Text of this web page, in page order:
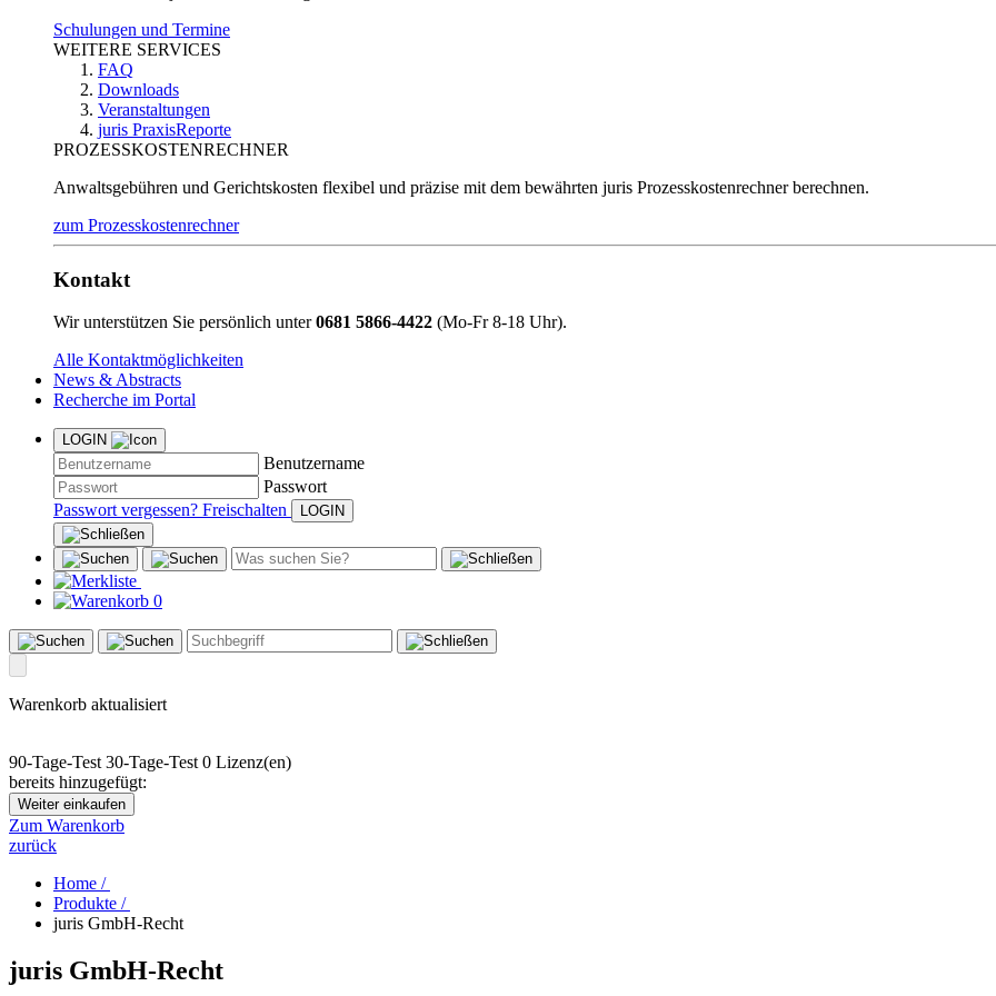
Schulungen und Termine
WEITERE SERVICES
FAQ
Downloads
Veranstaltungen
juris PraxisReporte
PROZESSKOSTENRECHNER
Anwaltsgebühren und Gerichtskosten flexibel und präzise mit dem bewährten juris Prozesskostenrechner berechnen.
zum Prozesskostenrechner
Kontakt
Wir unterstützen Sie persönlich unter0681 5866-4422 (Mo-Fr 8-18 Uhr).
Alle Kontaktmöglichkeiten
News & Abstracts
Recherche im Portal
LOGIN
Benutzername
Passwort
Passwort vergessen? Freischalten
0
Warenkorb aktualisiert
90-Tage-Test 30-Tage-Test 0 Lizenz(en)
bereits hinzugefügt:
Weiter einkaufen
Zum Warenkorb
zurück
Home /
Produkte /
juris GmbH-Recht
juris GmbH-Recht